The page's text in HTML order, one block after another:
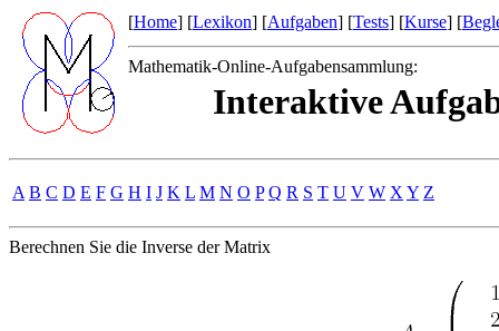
[Home] [Lexikon] [Aufgaben] [Tests] [Kurse] [
Mathematik-Online-Aufgabensammlung:
Interaktive
A B C D E F G H I J K L M N O P Q R S T U V W X Y Z
Berechnen Sie die Inverse der Matrix